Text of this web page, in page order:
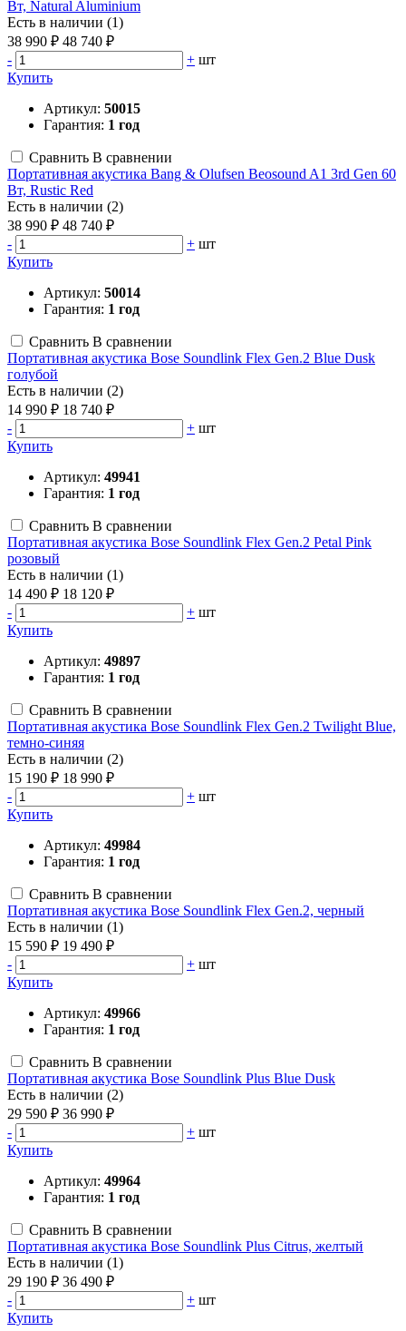
Вт, Natural Aluminium
Есть в наличии (1)
38 990 ₽ 48 740 ₽
-
+ шт
Купить
Артикул: 50015
Гарантия: 1 год
Сравнить В сравнении
Портативная акустика Bang & Olufsen Beosound A1 3rd Gen 60
Вт, Rustic Red
Есть в наличии (2)
38 990 ₽ 48 740 ₽
-
+ шт
Купить
Артикул: 50014
Гарантия: 1 год
Сравнить В сравнении
Портативная акустика Bose Soundlink Flex Gen.2 Blue Dusk
голубой
Есть в наличии (2)
14 990 ₽ 18 740 ₽
-
+ шт
Купить
Артикул: 49941
Гарантия: 1 год
Сравнить В сравнении
Портативная акустика Bose Soundlink Flex Gen.2 Petal Pink
розовый
Есть в наличии (1)
14 490 ₽ 18 120 ₽
-
+ шт
Купить
Артикул: 49897
Гарантия: 1 год
Сравнить В сравнении
Портативная акустика Bose Soundlink Flex Gen.2 Twilight Blue,
темно-синяя
Есть в наличии (2)
15 190 ₽ 18 990 ₽
-
+ шт
Купить
Артикул: 49984
Гарантия: 1 год
Сравнить В сравнении
Портативная акустика Bose Soundlink Flex Gen.2, черный
Есть в наличии (1)
15 590 ₽ 19 490 ₽
-
+ шт
Купить
Артикул: 49966
Гарантия: 1 год
Сравнить В сравнении
Портативная акустика Bose Soundlink Plus Blue Dusk
Есть в наличии (2)
29 590 ₽ 36 990 ₽
-
+ шт
Купить
Артикул: 49964
Гарантия: 1 год
Сравнить В сравнении
Портативная акустика Bose Soundlink Plus Citrus, желтый
Есть в наличии (1)
29 190 ₽ 36 490 ₽
-
+ шт
Купить